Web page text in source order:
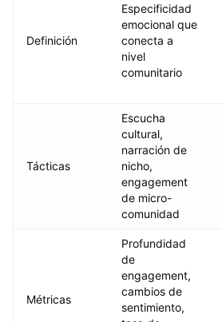
Definición
Especificidad
emocional que
conecta a
nivel
comunitario
Tácticas
Escucha
cultural,
narración de
nicho,
engagement
de micro-
comunidad
Métricas
Profundidad
de
engagement,
cambios de
sentimiento,